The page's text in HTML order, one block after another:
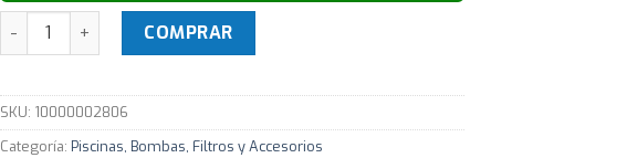
BUJE DE RED. LARGO 63 X 50MM Para Piscina cantidad
COMPRAR
SKU: 10000002806
Categoría: Piscinas, Bombas, Filtros y Accesorios